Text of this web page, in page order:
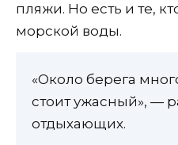
пляжи. Но есть и те,
морской воды.
«Около берега
стоит ужасный», —
отдыхающих.